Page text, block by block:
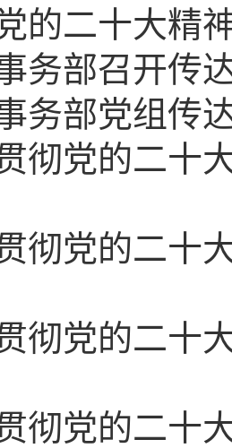
的二十大精
务部召开传
务部党组传
彻党的二十
彻党的二十
彻党的二十
彻党的二十